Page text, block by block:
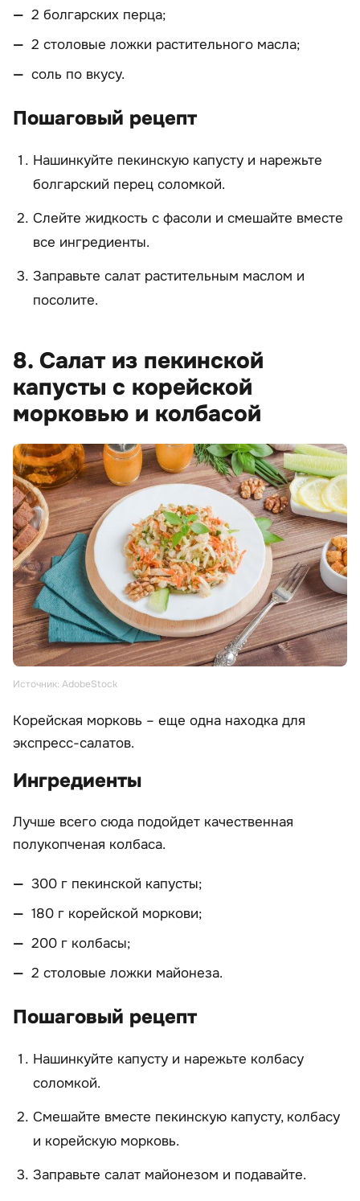
2 болгарских перца;
2 столовые ложки растительного масла;
соль по вкусу.
Пошаговый рецепт
Нашинкуйте пекинскую капусту и нарежьте
болгарский перец соломкой.
Слейте жидкость с фасоли и смешайте вместе
все ингредиенты.
Заправьте салат растительным маслом и
посолите.
8. Салат из пекинской
капусты с корейской
морковью и колбасой
Источник: AdobeStock
Корейская морковь – еще одна находка для
экспресс-салатов.
Ингредиенты
Лучше всего сюда подойдет качественная
полукопченая колбаса.
300 г пекинской капусты;
180 г корейской моркови;
200 г колбасы;
2 столовые ложки майонеза.
Пошаговый рецепт
Нашинкуйте капусту и нарежьте колбасу
соломкой.
Смешайте вместе пекинскую капусту, колбасу
и корейскую морковь.
Заправьте салат майонезом и подавайте.